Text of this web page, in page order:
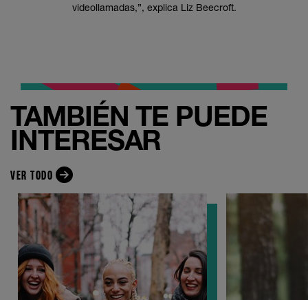
videollamadas,”, explica Liz Beecroft.
TAMBIÉN TE PUEDE
INTERESAR
VER TODO